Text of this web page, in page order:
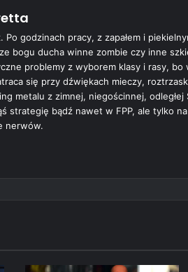
Po godzinach pracy, z zapałem i
bogu ducha winne zombie czy inne
problemy z wyborem klasy i rasy,
się przy dźwiękach mieczy,
metalu z zimnej, niegościnnej,
strategię bądź nawet w FPP, ale tylko
nerwów.